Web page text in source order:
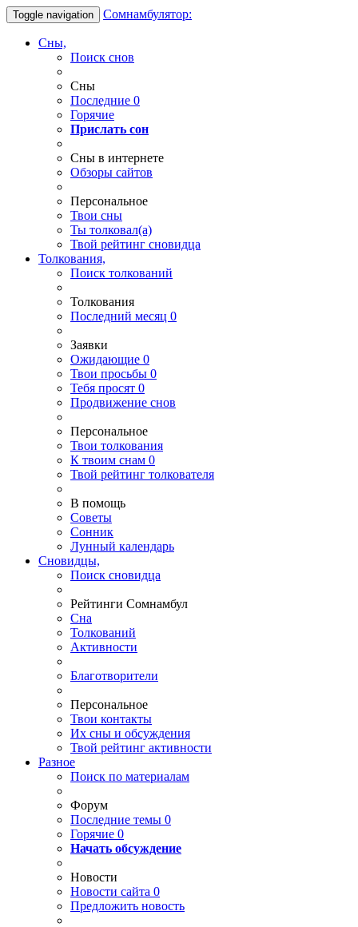
Toggle navigation Сомнамбулятор:
Сны,
Поиск снов
Сны
Последние 0
Горячие
Прислать сон
Сны в интернете
Обзоры сайтов
Персональное
Твои сны
Ты толковал(а)
Твой рейтинг сновидца
Толкования,
Поиск толкований
Толкования
Последний месяц 0
Заявки
Ожидающие 0
Твои просьбы 0
Тебя просят 0
Продвижение снов
Персональное
Твои толкования
К твоим снам 0
Твой рейтинг толкователя
В помощь
Советы
Сонник
Лунный календарь
Сновидцы,
Поиск сновидца
Рейтинги Сомнамбул
Сна
Толкований
Активности
Благотворители
Персональное
Твои контакты
Их сны и обсуждения
Твой рейтинг активности
Разное
Поиск по материалам
Форум
Последние темы 0
Горячие 0
Начать обсуждение
Новости
Новости сайта 0
Предложить новость